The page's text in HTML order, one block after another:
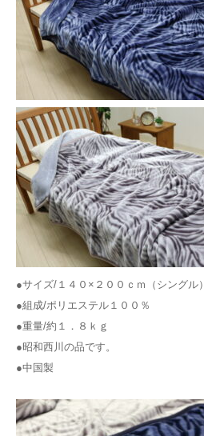
●サイズ/１４０×２００ｃｍ（シングル）
●組成/ポリエステル１００％
●重量/約１．８ｋｇ
●昭和西川の品です。
●中国製